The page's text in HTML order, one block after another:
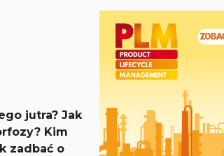
jutra? Jak
Kim
zadbać o